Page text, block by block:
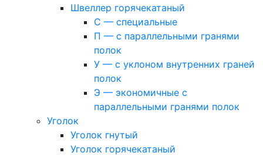
Швеллер горячекатаный
С — специальные
П — с параллельными гранями
полок
У — с уклоном внутренних граней
полок
Э — экономичные с
параллельными гранями полок
Уголок
Уголок гнутый
Уголок горячекатаный